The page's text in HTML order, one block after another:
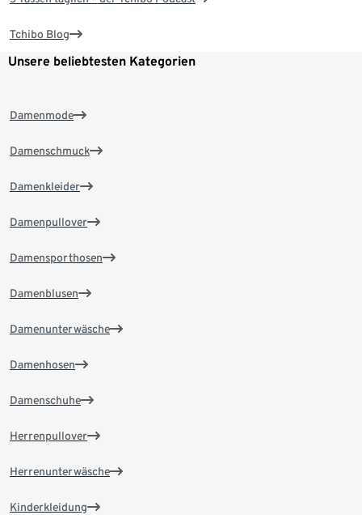
Tchibo Blog
Unsere beliebtesten Kategorien
Damenmode
Damenschmuck
Damenkleider
Damenpullover
Damensporthosen
Damenblusen
Damenunterwäsche
Damenhosen
Damenschuhe
Herrenpullover
Herrenunterwäsche
Kinderkleidung